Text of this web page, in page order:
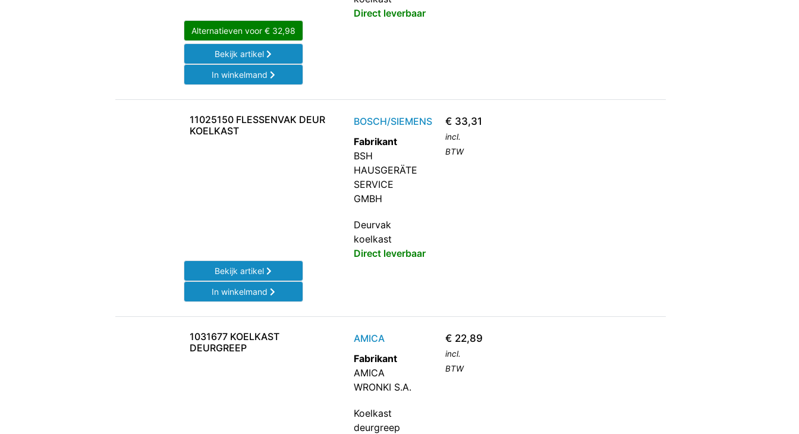
Direct leverbaar
Alternatieven voor €32,98
Bekijk artikel
In winkelmand
11025150 FLESSENVAK DEUR
KOELKAST
BOSCH/SIEMENS
Fabrikant
BSH
HAUSGERÄTE
SERVICE
GMBH
Deurvak
koelkast
Direct leverbaar
€ 33,31
incl.
BTW
Bekijk artikel
In winkelmand
1031677 KOELKAST
DEURGREEP
AMICA
Fabrikant
AMICA
WRONKI S.A.
Koelkast
deurgreep
€ 22,89
incl.
BTW